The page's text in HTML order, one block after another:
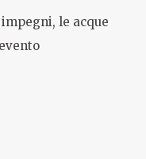
le acque